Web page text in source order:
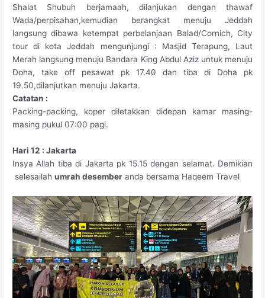
Shalat Shubuh berjamaah, dilanjukan dengan thawaf
Wada/perpisahan,kemudian berangkat menuju Jeddah
langsung dibawa ketempat perbelanjaan Balad/Cornich, City
tour di kota Jeddah mengunjungi : Masjid Terapung, Laut
Merah langsung menuju Bandara King Abdul Aziz untuk menuju
Doha, take off pesawat pk 17.40 dan tiba di Doha pk
19.50,dilanjutkan menuju Jakarta.
Catatan :
Packing-packing, koper diletakkan didepan kamar masing-
masing pukul 07:00 pagi.
Hari 12 : Jakarta
Insya Allah tiba di Jakarta pk 15.15 dengan selamat. Demikian
selesailahumrah desember anda bersama Haqeem Travel